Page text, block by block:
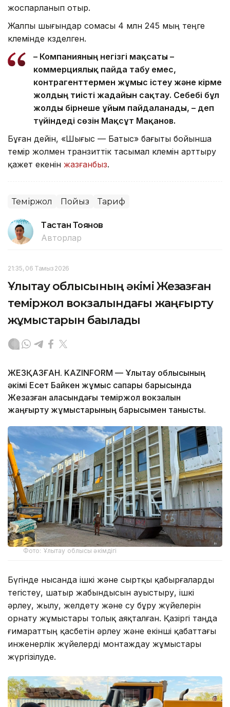
жоспарланып отыр.
Жалпы шығындар сомасы 4 млн 245 мың теңге
көлемінде көзделген.
– Компанияның негізгі мақсаты –
коммерциялық пайда табу емес,
контрагенттермен жұмыс істеу және кірме
жолдың тиісті жағдайын сақтау. Себебі бұл
жолды бірнеше ұйым пайдаланады, – деп
түйіндеді сөзін Мақсұт Мақанов.
Бұған дейін, «Шығыс — Батыс» бағыты бойынша
темір жолмен транзиттік тасымал көлемін арттыру
қажет екенін жазғанбыз.
Теміржол Пойыз Тариф
Тастан Тоянов
Авторлар
21:35, 06 Тамыз 2026
Ұлытау облысының әкімі Жезқазған
теміржол вокзалындағы жаңғырту
жұмыстарын бақылады
ЖЕЗҚАЗҒАН. KAZINFORM — Ұлытау облысының
әкімі Есет Байкен жұмыс сапары барысында
Жезқазған қаласындағы теміржол вокзалын
жаңғырту жұмыстарының барысымен танысты.
Фото: Ұлытау облысы әкімдігі
Бүгінде нысанда ішкі және сыртқы қабырғаларды
тегістеу, шатыр жабындысын ауыстыру, ішкі
әрлеу, жылу, желдету және су бұру жүйелерін
орнату жұмыстары толық аяқталған. Қазіргі таңда
ғимараттың қасбетін әрлеу және екінші қабаттағы
инженерлік жүйелерді монтаждау жұмыстары
жүргізілуде.